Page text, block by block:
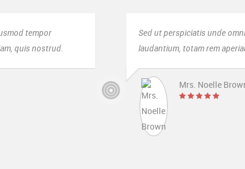
tempor
quis nostrud.
Sed ut perspiciatis unde
laudantium, totam rem
Mrs. Noelle